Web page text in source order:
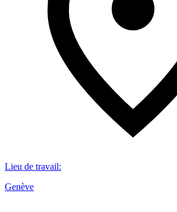
Lieu de travail:
Genève